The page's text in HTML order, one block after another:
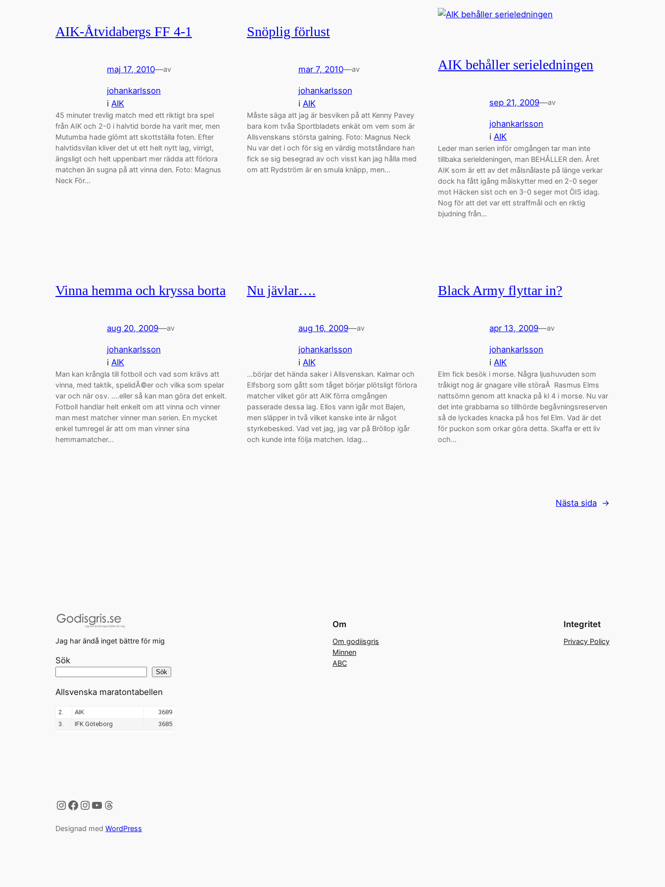
AIK-Åtvidabergs FF 4-1
maj 17, 2010—av
johankarlsson
i AIK
45 minuter trevlig match med ett riktigt bra spel
från AIK och 2-0 i halvtid borde ha varit mer, men
Mutumba hade glömt att skottställa foten. Efter
halvtidsvilan kliver det ut ett helt nytt lag, virrigt,
ängsligt och helt uppenbart mer rädda att förlora
matchen än sugna på att vinna den. Foto: Magnus
Neck För…
Snöplig förlust
mar 7, 2010—av
johankarlsson
i AIK
Måste säga att jag är besviken på att Kenny Pavey
bara kom tvåa Sportbladets enkät om vem som är
Allsvenskans största galning. Foto: Magnus Neck
Nu var det i och för sig en värdig motståndare han
fick se sig besegrad av och visst kan jag hålla med
om att Rydström är en smula knäpp, men…
AIK behåller serieledningen
sep 21, 2009—av
johankarlsson
i AIK
Leder man serien inför omgången tar man inte
tillbaka serieldeningen, man BEHÅLLER den. Året
AIK som är ett av det målsnålaste på länge verkar
dock ha fått igång målskytter med en 2-0 seger
mot Häcken sist och en 3-0 seger mot ÖIS idag.
Nog för att det var ett straffmål och en riktig
bjudning från…
Vinna hemma och kryssa borta
aug 20, 2009—av
johankarlsson
i AIK
Man kan krångla till fotboll och vad som krävs att
vinna, med taktik, spelidÃ©er och vilka som spelar
var och när osv. ….eller så kan man göra det enkelt.
Fotboll handlar helt enkelt om att vinna och vinner
man mest matcher vinner man serien. En mycket
enkel tumregel är att om man vinner sina
hemmamatcher…
Nu jävlar….
aug 16, 2009—av
johankarlsson
i AIK
…börjar det hända saker i Allsvenskan. Kalmar och
Elfsborg som gått som tåget börjar plötsligt förlora
matcher vilket gör att AIK förra omgången
passerade dessa lag. Ellos vann igår mot Bajen,
men släpper in två vilket kanske inte är något
styrkebesked. Vad vet jag, jag var på Bröllop igår
och kunde inte följa matchen. Idag…
Black Army flyttar in?
apr 13, 2009—av
johankarlsson
i AIK
Elm fick besök i morse. Några ljushuvuden som
tråkigt nog är gnagare ville störaÂ Rasmus Elms
nattsömn genom att knacka på kl 4 i morse. Nu var
det inte grabbarna so tillhörde begåvningsreserven
så de lyckades knacka på hos fel Elm. Vad är det
för puckon som orkar göra detta. Skaffa er ett liv
och…
Nästa sida →
Jag har ändå inget bättre för mig
Sök
Sök
Om
Om godiisgris
Minnen
ABC
Integritet
Privacy Policy
Allsvenska maratontabellen
Instagram
Facebook
Instagram
YouTube
Threads
Designad med WordPress